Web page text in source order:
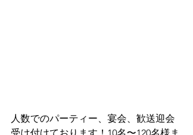
人数でのパーティー、宴会、歓送迎会